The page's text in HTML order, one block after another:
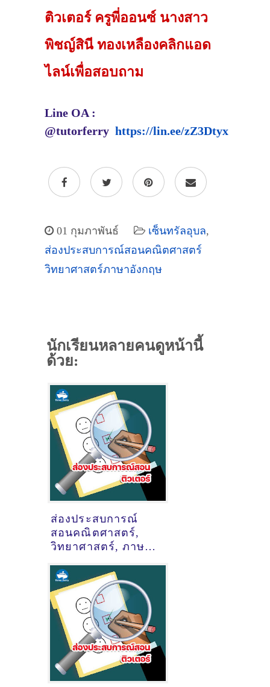
ติวเตอร์ ครูพี่ออนซ์ นางสาว
พิชญ์สินี ทองเหลืองคลิกแอด
ไลน์เพื่อสอบถาม
Line OA :
@tutorferry https://lin.ee/zZ3Dtyx
01 กุมภาพันธ์ เซ็นทรัลอุบล,
ส่องประสบการณ์สอนคณิตศาสตร์
วิทยาศาสตร์ภาษาอังกฤษ
นักเรียนหลายคนดูหน้านี้
ด้วย:
ส่องประสบการณ์
สอนคณิตศาสตร์,
วิทยาศาสตร์, ภาษา
ม.1
รร.รัตนโกสินทร์)
ของติวเตอร์ ครูพี่แอ
ปเปิ้ล นส แนน สุด
เจริญ @ท่าข้ามซอย7